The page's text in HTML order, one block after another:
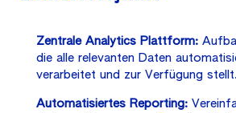
Zentrale Analytics Plattform:
die alle relevanten Daten
verarbeitet und zur Verfügung stellt.
Automatisiertes Reporting: